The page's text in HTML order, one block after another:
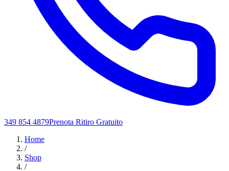
349 854 4879Prenota Ritiro Gratuito
Home
/
Shop
/